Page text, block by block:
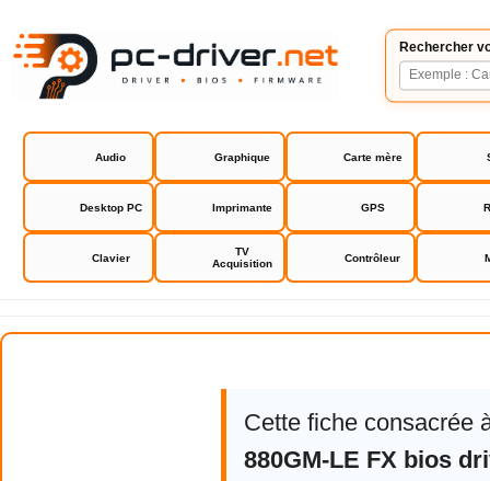
Rechercher
Audio Graphique Carte mère
Desktop PC Imprimante GPS
Clavier
TV
Acquisition
Contrôleur
Asrock 880GM-LE FX bios driver
Cette fiche consacrée
880GM-LE FX bios